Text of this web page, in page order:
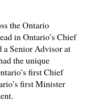
the Ontario
in Ontario’s Chief
a Senior Advisor at
the unique
first Chief
first Minister